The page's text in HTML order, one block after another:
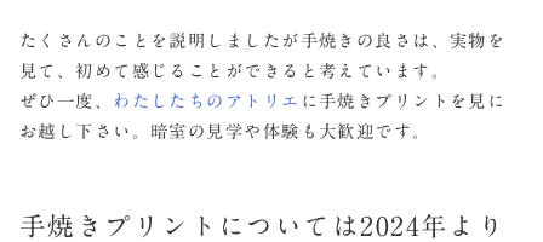
たくさんのことを説明しましたが手焼きの良さは、実物を
見て、初めて感じることができると考えています。
ぜひ一度、
わたしたちのアトリエ に手焼きプリントを見に
お越し下さい。暗室の見学や体験も大歓迎です。
手焼きプリントについては2024年より